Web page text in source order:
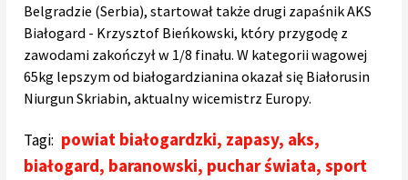
Belgradzie (Serbia), startował także drugi zapaśnik AKS
Białogard - Krzysztof Bieńkowski, który przygodę z
zawodami zakończył w 1/8 finału. W kategorii wagowej
65kg lepszym od białogardzianina okazał się Białorusin
Niurgun Skriabin, aktualny wicemistrz Europy.
Tagi: powiat białogardzki, zapasy, aks,
białogard, baranowski, puchar świata,sport